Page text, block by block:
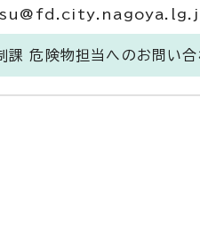
課 危険物担当へのお問い合